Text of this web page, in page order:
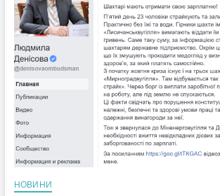
9,85
мільйони
гривень
НОВИНИ